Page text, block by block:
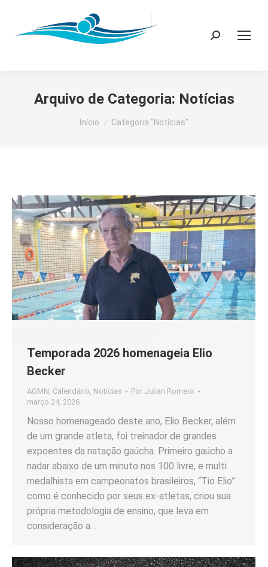
Search:
Arquivo de Categoria: Notícias
Você está aqui:
Início Categoria "Notícias"
Temporada 2026 homenageia Elio
Becker
AGMN Calendário Notícias Por Julian Romero
março 24, 2026
Nosso homenageado deste ano, Elio Becker, além
de um grande atleta, foi treinador de grandes
expoentes da natação gaúcha. Primeiro gaúcho a
nadar abaixo de um minuto nos 100 livre, e multi
medalhista em campeonatos brasileiros, “Tio Elio”
como é conhecido por seus ex-atletas, criou sua
própria metodologia de ensino, que leva em
consideração a…